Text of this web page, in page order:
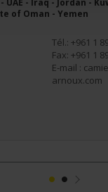
UAE - Iraq - Jordan -
of Oman - Yemen
Tél.: +961 1
Fax: +961 1
E-mail :
arnoux.com